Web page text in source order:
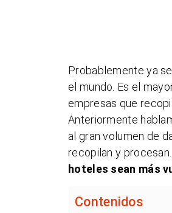
Probablemente ya
el mundo. Es el
empresas que
Anteriormente
al gran volumen de
recopilan y procesan.
hoteles sean más
Contenidos